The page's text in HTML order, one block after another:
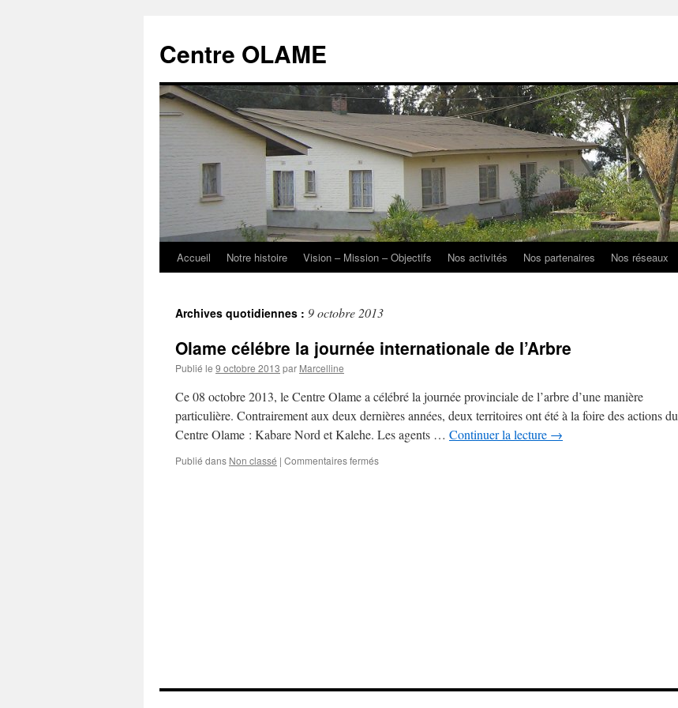
contenu
Centre OLAME
Accueil Notre histoire Vision – Mission – Objectifs Nos activités Nos partenaires Nos réseaux
Archives quotidiennes : 9 octobre 2013
Olame célébre la journée internationale de l’Arbre
Publié le 9 octobre 2013 par Marcelline
Ce 08 octobre 2013, le Centre Olame a célébré la journée provinciale de l’arbre d’une manière
particulière. Contrairement aux deux dernières années, deux territoires ont été à la foire des actions du
Centre Olame : Kabare Nord et Kalehe. Les agents … Continuer la lecture →
Publié dans Non classé | Commentaires ferméssur